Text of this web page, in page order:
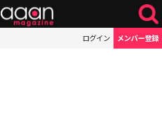
ログイン メンバー登録